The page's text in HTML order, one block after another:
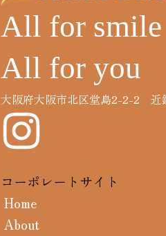
All for smile
All for you
大阪府大阪市北区堂島2-2-2 近
コーポレートサイト
Home
About